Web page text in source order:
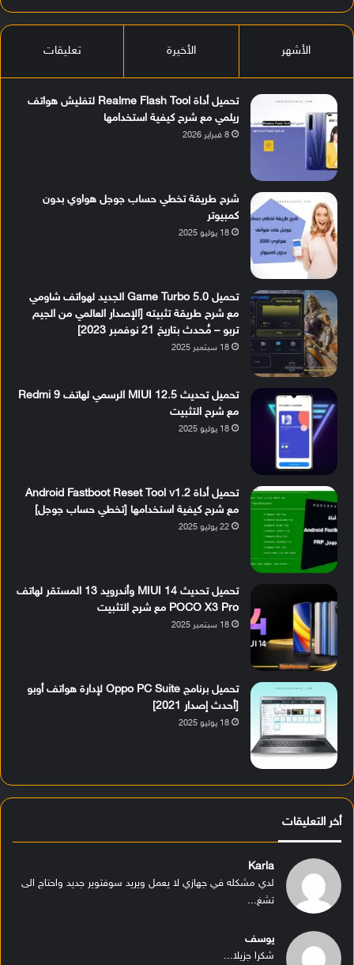
الأشهر الأخيرة تعليقات
تحميل أداة Realme Flash Tool لتفليش هواتف
ريلمي مع شرح كيفية استخدامها
8 فبراير 2026
شرح طريقة تخطي حساب جوجل هواوي بدون
كمبيوتر
18 يوليو 2025
تحميل Game Turbo 5.0 الجديد لهواتف شاومي
مع شرح طريقة تثبيته [الإصدار العالمي من الجيم
تربو – مُحدث بتاريخ 21 نوفمبر 2023]
18 سبتمبر 2025
تحميل تحديث MIUI 12.5 الرسمي لهاتف Redmi 9
مع شرح التثبيت
18 يوليو 2025
تحميل أداة Android Fastboot Reset Tool v1.2
مع شرح كيفية استخدامها [تخطي حساب جوجل]
22 يوليو 2025
تحميل تحديث MIUI 14 وأندرويد 13 المستقر لهاتف
POCO X3 Pro مع شرح التثبيت
18 سبتمبر 2025
تحميل برنامج Oppo PC Suite لإدارة هواتف أوبو
[أحدث إصدار 2021]
18 يوليو 2025
أخر التعليقات
Karla
لدي مشكله في جهازي لا يعمل ويريد سوفتوير جديد واحتاج الى
تشغ...
يوسف
شكرا جزيلا...